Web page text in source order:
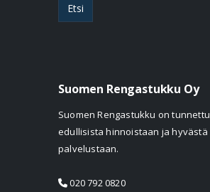
Etsi
Suomen Rengastukku Oy
Suomen Rengastukku on tunnettu
edullisista hinnoistaan ja hyvästä
palvelustaan.
020 792 0820